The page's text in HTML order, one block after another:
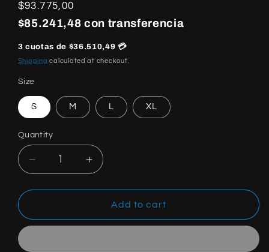
Regular
price
$93.775,00
$85.241,48 con transferencia
3 cuotas de $36.510,49 💳
Shipping calculated at checkout.
Size
S M L XL
Quantity
Quantity
Decrease
quantity
for
X
Increase
quantity
for
Amiri
X
Add to cart